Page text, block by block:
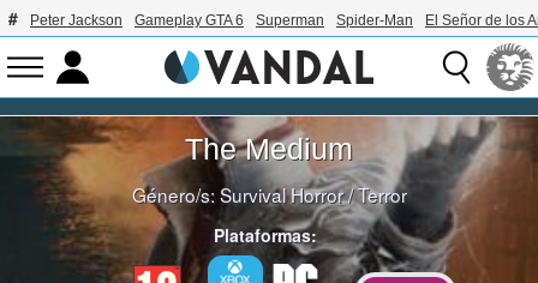
Peter Jackson Gameplay GTA 6 Superman Spider-Man El Señor de los
The Medium
Género/s:Survival Horror/Terror
Plataformas: